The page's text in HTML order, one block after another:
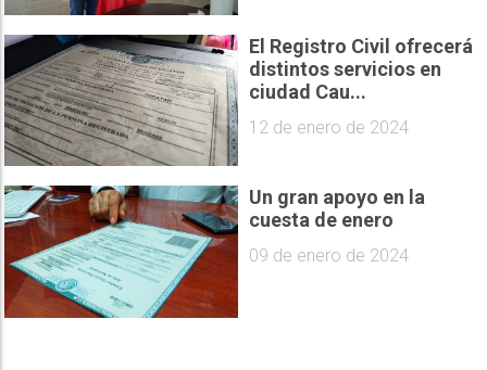
El Registro Civil ofrecerá
distintos servicios en
ciudad Cau...
12 de enero de 2024
Un gran apoyo en la
cuesta de enero
09 de enero de 2024